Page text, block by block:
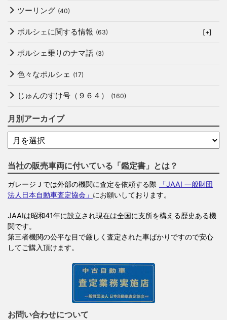
ツーリング (40)
ポルシェに関する情報 (63) [+]
ポルシェ乗りのナマ話 (3)
色々なポルシェ (17)
じゅんのすけ号（９６４） (160)
月別アーカイブ
当社の販売車両に付いている「鑑定書」とは？
ガレージＪでは外部の機関に査定を依頼する際
「JAAI 一般財団
法人日本自動車査定協会」 にお願いしております。
JAAIは昭和41年に設立され現在は全国に支所を構える歴史ある機
関です。
第三者機関の公平な目で厳しく査定された車ばかりですので安心
してご購入頂けます。
お問い合わせについて